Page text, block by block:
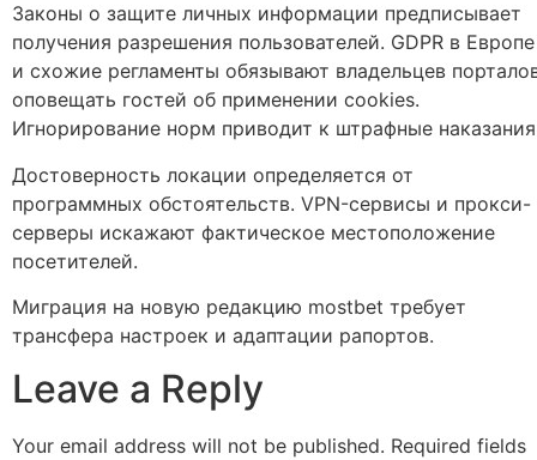
Законы о защите личных информации предписывает
получения разрешения пользователей. GDPR в Европе
и схожие регламенты обязывают владельцев
оповещать гостей об применении cookies.
Игнорирование норм приводит к штрафные
Достоверность локации определяется от
программных обстоятельств. VPN-сервисы и прокси-
серверы искажают фактическое местоположение
посетителей.
Миграция на новую редакцию mostbet требует
трансфера настроек и адаптации рапортов.
Leave a Reply
Your email address will not be published. Required fields